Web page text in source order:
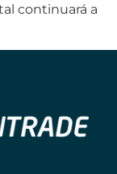
continuará a